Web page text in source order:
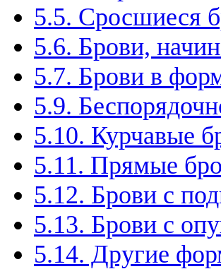
5.5. Сросшиеся
5.6. Брови,
5.7. Брови в
5.9.
5.10. Курчавые
5.11. Прямые
5.12. Брови с
5.13. Брови с
5.14. Другие